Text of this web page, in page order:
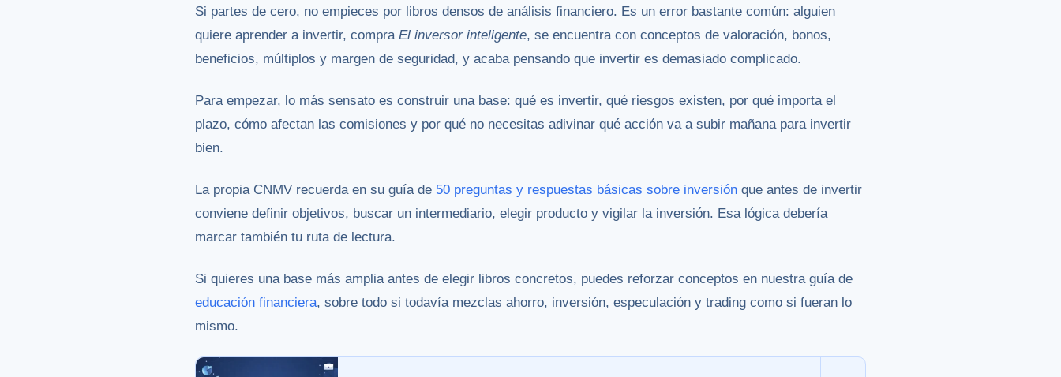
Si partes de cero, no empieces por libros densos de análisis financiero. Es un error bastante común: alguien
quiere aprender a invertir, compra El inversor inteligente, se encuentra con conceptos de valoración, bonos,
beneficios, múltiplos y margen de seguridad, y acaba pensando que invertir es demasiado complicado.
Para empezar, lo más sensato es construir una base: qué es invertir, qué riesgos existen, por qué importa el
plazo, cómo afectan las comisiones y por qué no necesitas adivinar qué acción va a subir mañana para invertir
bien.
La propia CNMV recuerda en su guía de 50 preguntas y respuestas básicas sobre inversión que antes de invertir
conviene definir objetivos, buscar un intermediario, elegir producto y vigilar la inversión. Esa lógica debería
marcar también tu ruta de lectura.
Si quieres una base más amplia antes de elegir libros concretos, puedes reforzar conceptos en nuestra guía de
educación financiera, sobre todo si todavía mezclas ahorro, inversión, especulación y trading como si fueran lo
mismo.